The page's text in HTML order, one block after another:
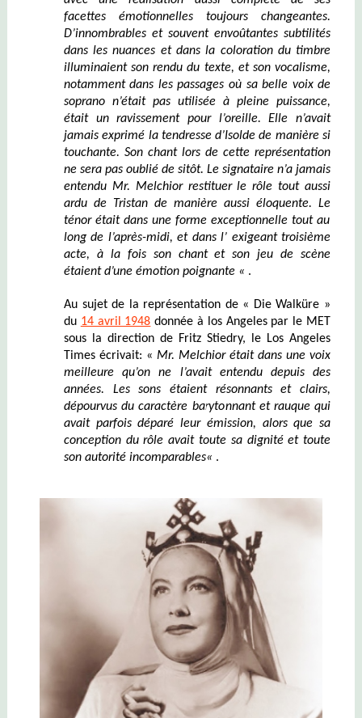
facettesémotionnelles toujours changeantes.
D’innombrables et souventenvoûtantes subtilités
dans les nuances et dans la coloration du timbre
illuminaient son rendu du texte, et son vocalisme,
notamment dans les passages où sa belle voix de
soprano n’était pas utilisée à pleine puissance,
était un ravissement pour l’oreille. Elle n’avait
jamais exprimé la tendresse d’Isolde de manière si
touchante. Son chant lors de cette représentation
ne sera pas oublié de sitôt. Le signataire n’a jamais
entendu Mr. Melchior restituer le rôle tout aussi
ardu de Tristan de manière aussi éloquente.Le
ténor était dans une forme exceptionnelle tout au
long de l’après-midi, et dans l’ exigeant troisième
acte, à la fois son chant et son jeu de scène
étaient d’une émotion poignante « .
Au sujet de la représentation de « Die Walküre »
du 14 avril 1948 donnée à los Angeles par le MET
sous la direction de Fritz Stiedry, le Los Angeles
Times écrivait: « Mr. Melchiorétait dans une voix
meilleure qu’on ne l’avait entendu depuis des
années.
Les sons étaient résonnants et clairs,
dépourvusdu caractère barytonnant et rauque qui
avait parfois déparé leur émission, alors que sa
conception durôleavait toute sadignité ettoute
son autorité incomparables« .